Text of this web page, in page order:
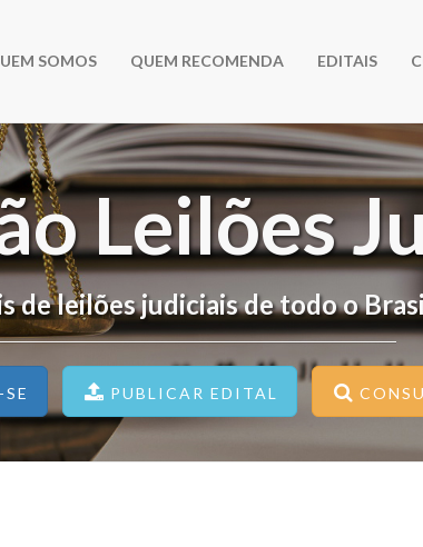
SOMOS QUEM RECOMENDA EDITAIS
Leilões
de leilões judiciais de todo o
PUBLICAR EDITAL